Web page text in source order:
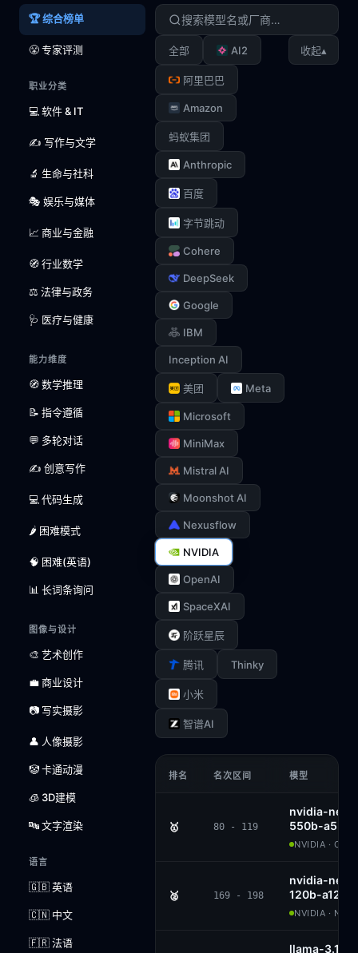
🏆 综合榜单
😤 专家评测
职业分类
💻 软件 & IT
✍️ 写作与文学
🔬 生命与社科
🎭 娱乐与媒体
📈 商业与金融
🧭 行业数学
⚖️ 法律与政务
🩺 医疗与健康
能力维度
🧭 数学推理
📝 指令遵循
💬 多轮对话
✍️ 创意写作
💻 代码生成
🌶️ 困难模式
🧠 困难(英语)
📊 长词条询问
图像与设计
🎨 艺术创作
💼 商业设计
📷 写实摄影
👤 人像摄影
🤡 卡通动漫
🧊 3D建模
🔤 文字渲染
语言
🇬🇧 英语
🇨🇳 中文
🇫🇷 法语
全部 AI2
阿里巴巴
Amazon
蚂蚁集团
Anthropic
百度
字节跳动
Cohere
DeepSeek
Google
IBM
Inception AI
美团 Meta
Microsoft
MiniMax
Mistral AI
Moonshot AI
Nexusflow
NVIDIA
OpenAI
SpaceXAI
阶跃星辰
腾讯 Thinky
小米
智谱AI
收起▴
排名 名次区间 模型
🥇 80 - 119
nvidia-
550b-
NVIDIA ·
🥈 169 - 198
nvidia-
120b-a12b
NVIDIA ·
llama-3.1-